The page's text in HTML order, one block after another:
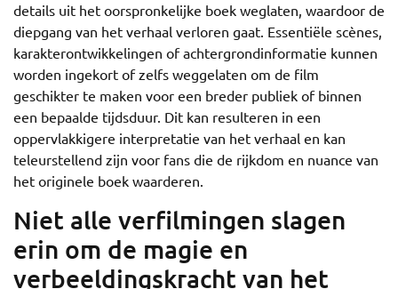
details uit het oorspronkelijke boek weglaten, waardoor de
diepgang van het verhaal verloren gaat. Essentiële scènes,
karakterontwikkelingen of achtergrondinformatie kunnen
worden ingekort of zelfs weggelaten om de film
geschikter te maken voor een breder publiek of binnen
een bepaalde tijdsduur. Dit kan resulteren in een
oppervlakkigere interpretatie van het verhaal en kan
teleurstellend zijn voor fans die de rijkdom en nuance van
het originele boek waarderen.
Niet alle verfilmingen slagen
erin om de magie en
verbeeldingskracht van het